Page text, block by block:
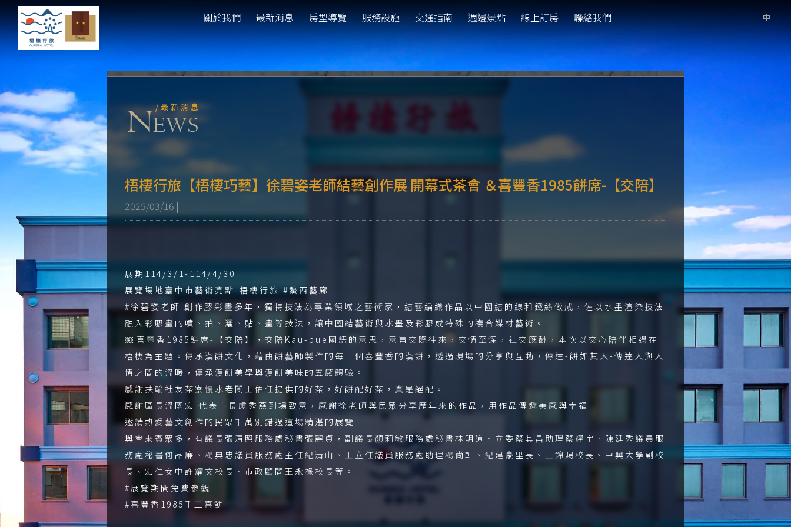
關於我們 最新消息 房型導覽 服務設施 交通指南 週邊景點 線上訂房 聯絡我們
梧棲行旅【梧棲巧藝】徐碧姿老師結藝創作展 開幕式茶會 ＆喜豐香1985餅席-【交陪】
2025/03/16 |
展期114/3/1-114/4/30
展覽場地臺中市藝術亮點-梧棲行旅 #鰲西藝廊
#徐碧姿老師 創作膠彩畫多年，獨特技法為專業領域之藝術家，結藝編織作品以中國結的線和鐵絲做成，佐以水墨渲染技法
融入彩膠畫的噴、拍、灑、貼、畫等技法，讓中國結藝術與水墨及彩膠成特殊的複合媒材藝術。
￼ 喜豐香1985餅席-【交陪】，交陪Kau-pue國語的意思，意旨交際往來，交情至深，社交應酬，本次以交心陪伴相遇在
梧棲為主題。傳承漢餅文化，藉由餅藝師製作的每一個喜豐香的漢餅，透過現場的分享與互動，傳達-餅如其人-傳達人與人
情之間的溫暖，傳承漢餅美學與漢餅美味的五感體驗。
感謝扶輪社友茶寮慢水老闆王佑任提供的好茶，好餅配好茶，真是絕配。
感謝區長溫國宏 代表市長盧秀燕到場致意，感謝徐老師與民眾分享歷年來的作品，用作品傳遞美感與幸福
邀請熱愛藝文創作的民眾千萬別錯過這場精湛的展覽
與會來賓眾多，有議長張清照服務處秘書張麗貞，副議長顏莉敏服務處秘書林明道、立委蔡其昌助理蔡耀宇、陳廷秀議員服
務處秘書何品廉、楊典忠議員服務處主任紀清山、王立任議員服務處助理楊尚軒、紀建豪里長、王錦賜校長、中興大學副校
長、宏仁女中許耀文校長、市政顧問王永祿校長等。
#展覽期間免費參觀
#喜豐香1985手工喜餅